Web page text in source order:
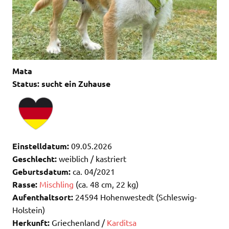
Mata
Status: sucht ein Zuhause
Einstelldatum: 09.05.2026
Geschlecht: weiblich / kastriert
Geburtsdatum: ca. 04/2021
Rasse: Mischling (ca. 48 cm, 22 kg)
Aufenthaltsort: 24594 Hohenwestedt (Schleswig-
Holstein)
Herkunft: Griechenland / Karditsa